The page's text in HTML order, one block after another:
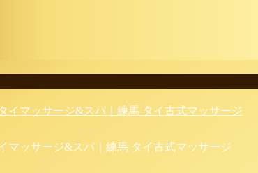
マッサージ&スパ｜練馬 タイ古式マッサージ